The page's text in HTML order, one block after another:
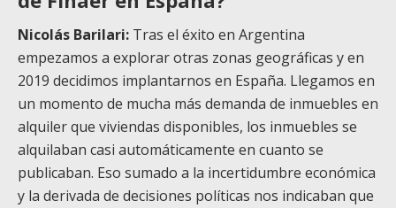
Nicolás Barilari: Tras el éxito en Argentina
empezamos a explorar otras zonas geográficas y en
2019 decidimos implantarnos en España. Llegamos en
un momento de mucha más demanda de inmuebles en
alquiler que viviendas disponibles, los inmuebles se
alquilaban casi automáticamente en cuanto se
publicaban. Eso sumado a la incertidumbre económica
y la derivada de decisiones políticas nos indicaban que